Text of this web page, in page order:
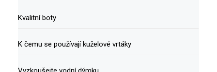
Kvalitní boty
K čemu se používají kuželové vrtáky